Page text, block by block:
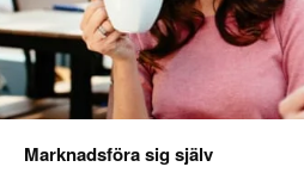
Marknadsföra sig själv